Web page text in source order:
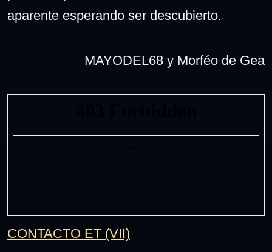
aparente esperando ser descubierto.
MAYODEL68 y Morféo de Gea
CONTACTO ET (VII)